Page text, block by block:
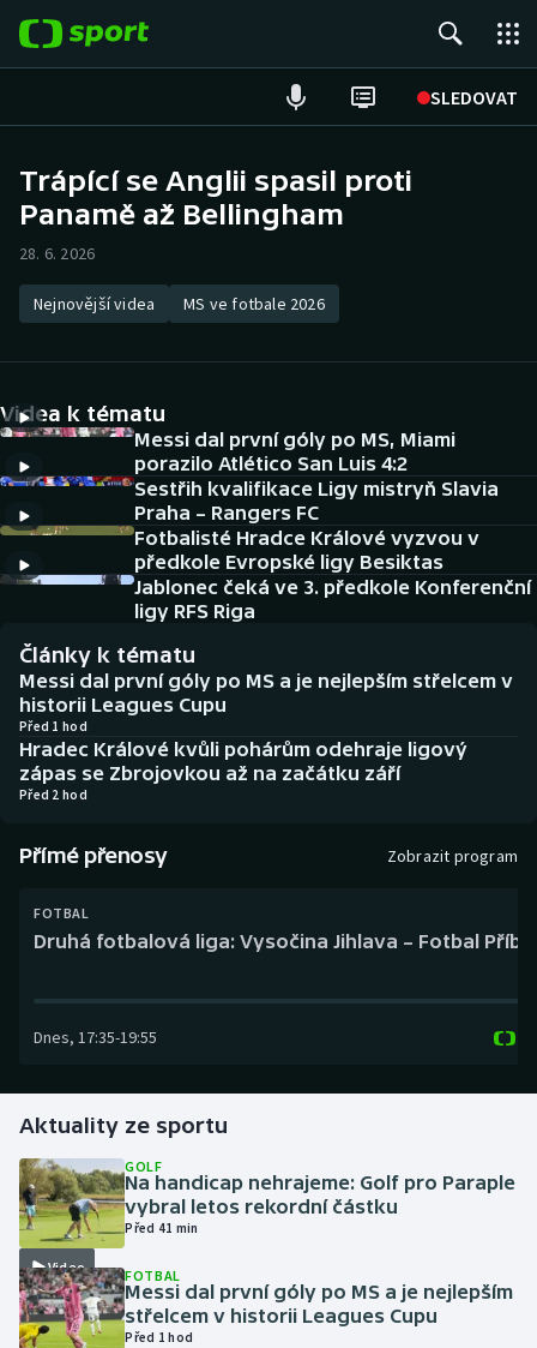
SLEDOVAT
Hokej
Atletika
DALŠÍ SPORTY
Americký fotbal
Baseball a softbal
Biatlon
Boby a skeleton
Box
Curling
Gymnastika
Házená
Jezdectví
Judo
NEPŘEHLÉDNĚTE
Historické návraty
Aplikace ČT sport
AZ kvíz
Trápící se Anglii spasil proti
Panamě až Bellingham
28. 6. 2026
Nejnovější videa MS ve fotbale 2026
Videa k tématu
Messi dal první góly po MS, Miami
porazilo Atlético San Luis 4:2
Sestřih kvalifikace Ligy mistryň Slavia
Praha – Rangers FC
Fotbalisté Hradce Králové vyzvou v
předkole Evropské ligy Besiktas
Jablonec čeká ve 3. předkole Konferenční
ligy RFS Riga
Články k tématu
Messi dal první góly po MS a je nejlepším střelcem v
historii Leagues Cupu
Před 1 hod
Hradec Králové kvůli pohárům odehraje ligový
zápas se Zbrojovkou až na začátku září
Před 2 hod
Přímé přenosy Zobrazit program
FOTBAL
Druhá fotbalová liga: Vysočina Jihlava – Fotbal
Dnes, 17:35-19:55
Aktuality ze sportu
Video
GOLF
Na handicap nehrajeme: Golf pro Paraple
vybral letos rekordní částku
Před 41 min
FOTBAL
Messi dal první góly po MS a je nejlepším
střelcem v historii Leagues Cupu
Před 1 hod